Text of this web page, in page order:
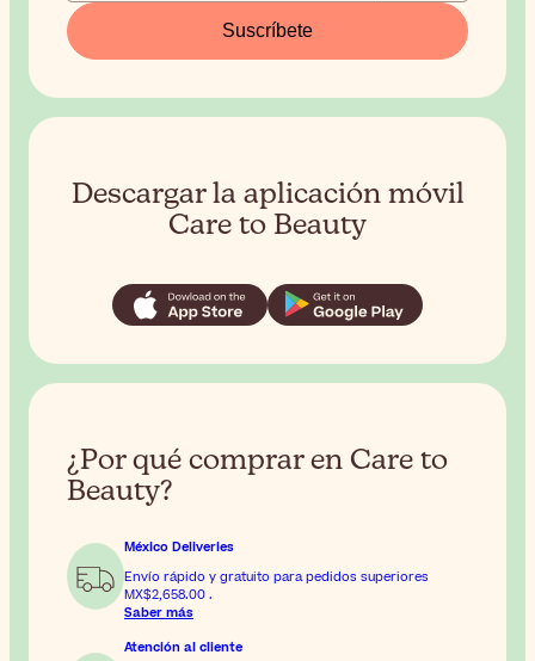
Suscríbete
Descargar la aplicación móvil
Care to Beauty
¿Por qué comprar en Care to
Beauty?
México Deliveries
Envío rápido y gratuito para pedidos superiores
MX$2,658.00 .
Saber más
Atención al cliente